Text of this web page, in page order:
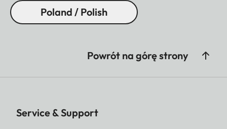
Poland / Polish
Powrót na górę strony
Service & Support